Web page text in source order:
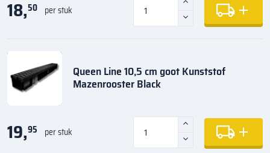
18,50 per stuk
Queen Line 10,5 cm goot Kunststof
Mazenrooster Black
19,95 per stuk